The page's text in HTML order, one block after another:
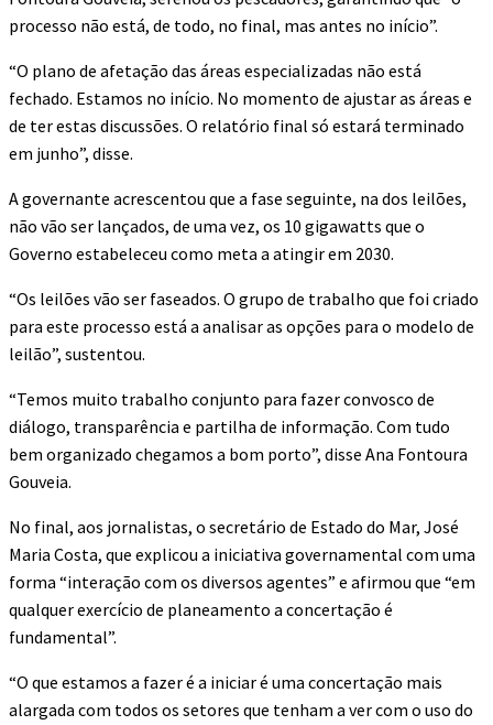
processo não está, de todo, no final, mas antes no início”.
“O plano de afetação das áreas especializadas não está
fechado. Estamos no início. No momento de ajustar as áreas e
de ter estas discussões. O relatório final só estará terminado
em junho”, disse.
A governante acrescentou que a fase seguinte, na dos leilões,
não vão ser lançados, de uma vez, os 10 gigawatts que o
Governo estabeleceu como meta a atingir em 2030.
“Os leilões vão ser faseados. O grupo de trabalho que foi criado
para este processo está a analisar as opções para o modelo de
leilão”, sustentou.
“Temos muito trabalho conjunto para fazer convosco de
diálogo, transparência e partilha de informação. Com tudo
bem organizado chegamos a bom porto”, disse Ana Fontoura
Gouveia.
No final, aos jornalistas, o secretário de Estado do Mar, José
Maria Costa, que explicou a iniciativa governamental com uma
forma “interação com os diversos agentes” e afirmou que “em
qualquer exercício de planeamento a concertação é
fundamental”.
“O que estamos a fazer é a iniciar é uma concertação mais
alargada com todos os setores que tenham a ver com o uso do